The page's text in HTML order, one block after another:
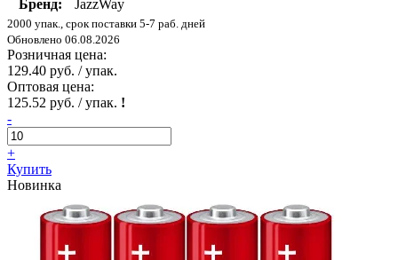
Бренд:
JazzWay
2000 упак., срок поставки 5-7 раб. дней
Обновлено 06.08.2026
Розничная цена:
129.40 руб. / упак.
Оптовая цена:
125.52 руб. / упак. !
-
+
Купить
Новинка